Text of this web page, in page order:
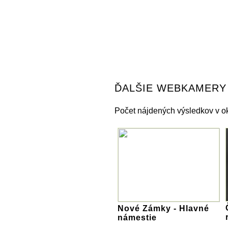
ĎALŠIE WEBKAMERY
Počet nájdených výsledkov v
Nové Zámky - Hlavné
námestie